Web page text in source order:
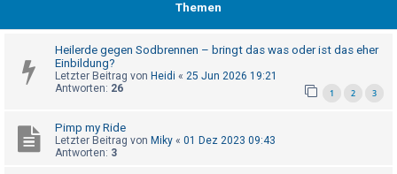
R
e
i
Themen
Heilerde gegen Sodbrennen – bringt das was oder ist das eher
Einbildung?
Letzter Beitrag von Heidi « 25 Jun 2026 19:21
Antworten: 26 1 2 3
Pimp my Ride
Letzter Beitrag von Miky « 01 Dez 2023 09:43
Antworten: 3